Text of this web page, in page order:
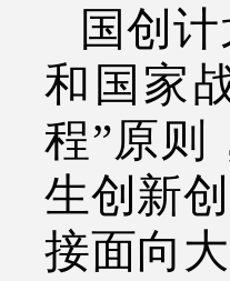
国创
和国家
程”原则
生创新
接面向